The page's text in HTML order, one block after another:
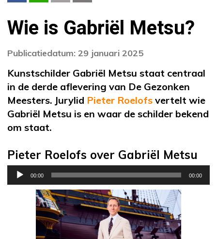
Wie is Gabriël Metsu?
Publicatiedatum: 29 januari 2025
Kunstschilder Gabriël Metsu staat centraal
in de derde aflevering van De Gezonken
Meesters. Jurylid Pieter Roelofs vertelt wie
Gabriël Metsu is en waar de schilder bekend
om staat.
Pieter Roelofs over Gabriël Metsu
Audiospeler
00:00 00:00